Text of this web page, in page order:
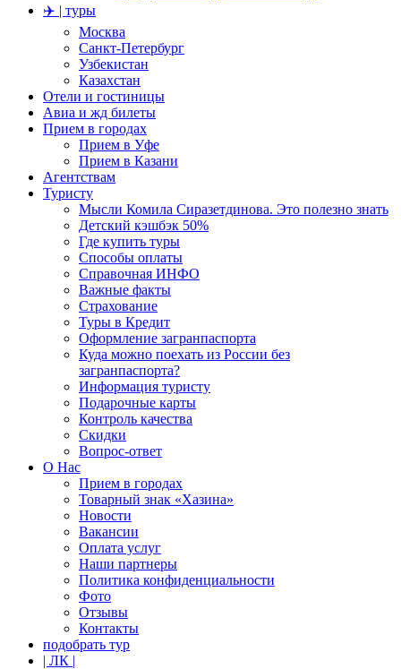
✈️ | туры
Москва
Санкт-Петербург
Узбекистан
Казахстан
Отели и гостиницы
Авиа и жд билеты
Прием в городах
Прием в Уфе
Прием в Казани
Агентствам
Туристу
Мысли Комила Сиразетдинова. Это полезно знать
Детский кэшбэк 50%
Где купить туры
Способы оплаты
Справочная ИНФО
Важные факты
Страхование
Туры в Кредит
Оформление загранпаспорта
Куда можно поехать из России без
загранпаспорта?
Информация туристу
Подарочные карты
Контроль качества
Скидки
Вопрос-ответ
О Нас
Прием в городах
Товарный знак «Хазина»
Новости
Вакансии
Оплата услуг
Наши партнеры
Политика конфиденциальности
Фото
Отзывы
Контакты
подобрать тур
| ЛК |